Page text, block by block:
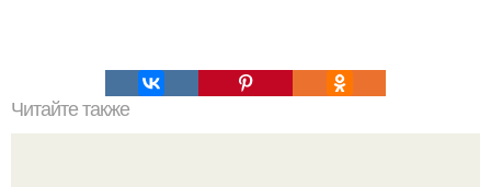
Читайте также